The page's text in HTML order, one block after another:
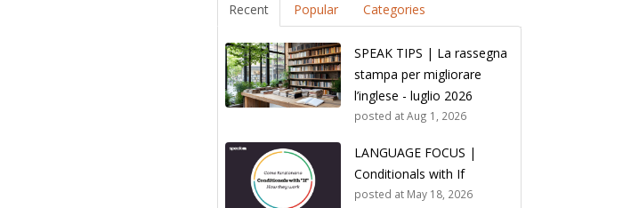
Recent Popular Categories
SPEAK TIPS | La rassegna
stampa per migliorare
l’inglese - luglio 2026
posted atAug 1, 2026
LANGUAGE FOCUS |
Conditionals with If
posted at May 18, 2026